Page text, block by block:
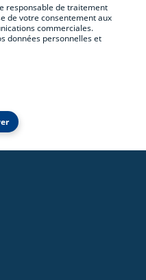
responsable de traitement
de votre consentement aux
commerciales.
données personnelles et